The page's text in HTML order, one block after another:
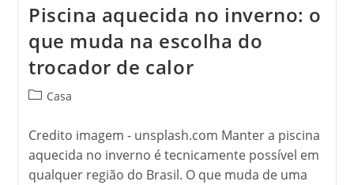
Roteador?
Descubra
A
Ideal!
Piscina aquecida no inverno: o
que muda na escolha do
trocador de calor
Categoria
post:
Casa
Credito imagem - unsplash.com Manter a piscina
aquecida no inverno é tecnicamente possível em
qualquer região do Brasil. O que muda de uma